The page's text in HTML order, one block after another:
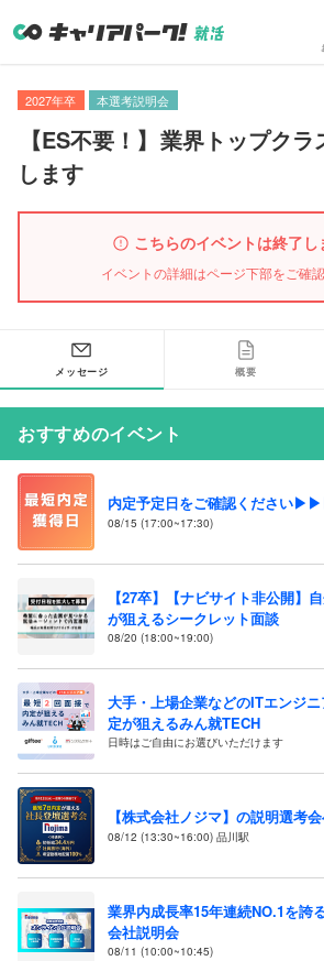
2027年卒 本選考説明会
【ES不要！ 】 業界トップクラ
します
こちらのイベントは終了し
イベントの詳細はページ下部をご確認
メッセージ 概要
おすすめのイベント
内定予定日をご確認ください
08/15 (17:00~17:30)
【27卒】【ナビサイト非公開】
が狙えるシークレット面談
08/20 (18:00~19:00)
大手・上場企業などのITエンジ
定が狙えるみん就TECH
日時はご自由にお選びいただけます
【株式会社ノジマ】の説明選考
08/12 (13:30~16:00) 品川駅
業界内成長率15年連続NO.1を誇
会社説明会
08/11 (10:00~10:45)